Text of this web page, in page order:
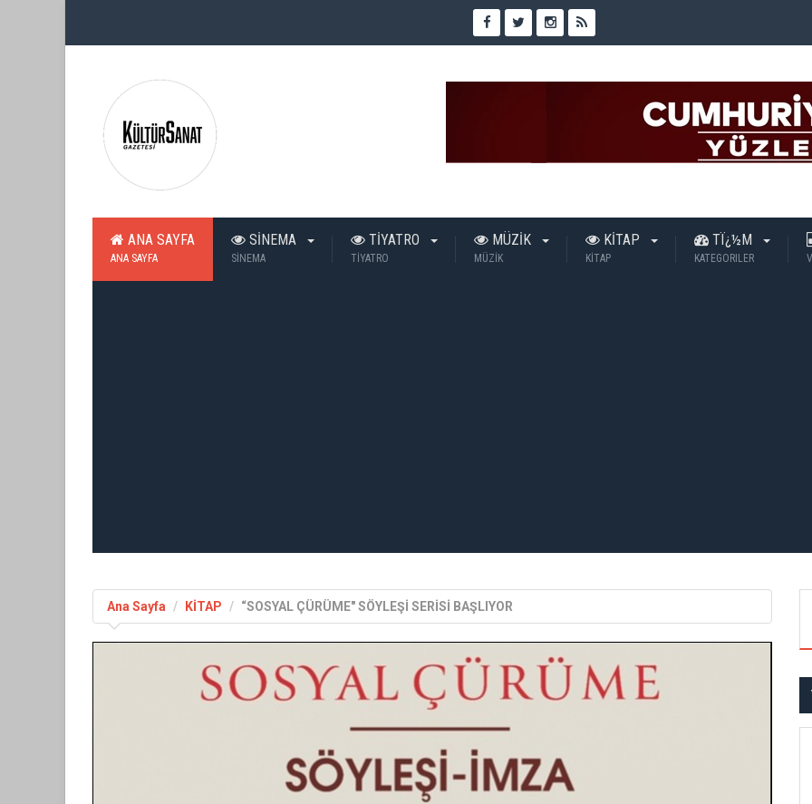
ANA SAYFA
ANA SAYFA
SİNEMA
SİNEMA
TİYATRO
TİYATRO
MÜZİK
MÜZİK
KİTAP
KİTAP
TÏ¿½M
KATEGORILER
Ana Sayfa KİTAP “SOSYAL ÇÜRÜME" SÖYLEŞİ SERİSİ BAŞLIYOR